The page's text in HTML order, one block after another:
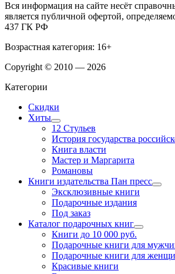
Вся информация на сайте несёт
является публичной офертой,
437 ГК РФ
Возрастная категория: 16+
Copyright © 2010 — 2026
Категории
Скидки
Хиты
12 Стульев
История государства
Книга власти
Мастер и Маргарита
Романовы
Книги издательства Пан пресс
Эксклюзивные книги
Подарочные издания
Под заказ
Каталог подарочных книг
Книги до 10 000 руб.
Подарочные книги для
Подарочные книги для
Красивые книги